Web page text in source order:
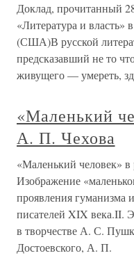
Доклад, прочитанный
«Литература и власть»
(США)В русской
предсказавший не то
живущего — умереть,
«Маленький
А. П. Чехова
«Маленький человек»
Изображение
проявления гуманизма
писателей XIX века.II.
в творчестве А. С.
Достоевского, А. П.